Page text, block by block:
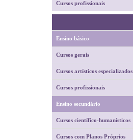
Cursos profissionais
Ensino básico
Cursos gerais
Cursos artísticos especializados
Cursos profissionais
Ensino secundário
Cursos científico-humanísticos
Cursos com Planos Próprios